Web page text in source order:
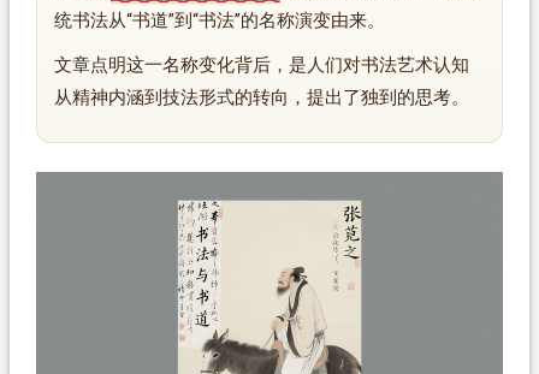
统书法从“书道”到“书法”的名称演变由来。
文章点明这一名称变化背后，是人们对书法艺术认知
从精神内涵到技法形式的转向，提出了独到的思考。